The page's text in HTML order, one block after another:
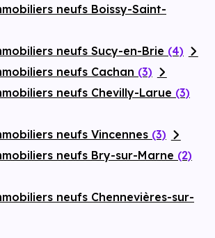
neufs Boissy-Saint-
neufs Sucy-en-Brie (4)
neufs Cachan (3)
neufs Chevilly-Larue (3)
neufs Vincennes (3)
neufs Bry-sur-Marne (2)
neufs Chennevières-sur-